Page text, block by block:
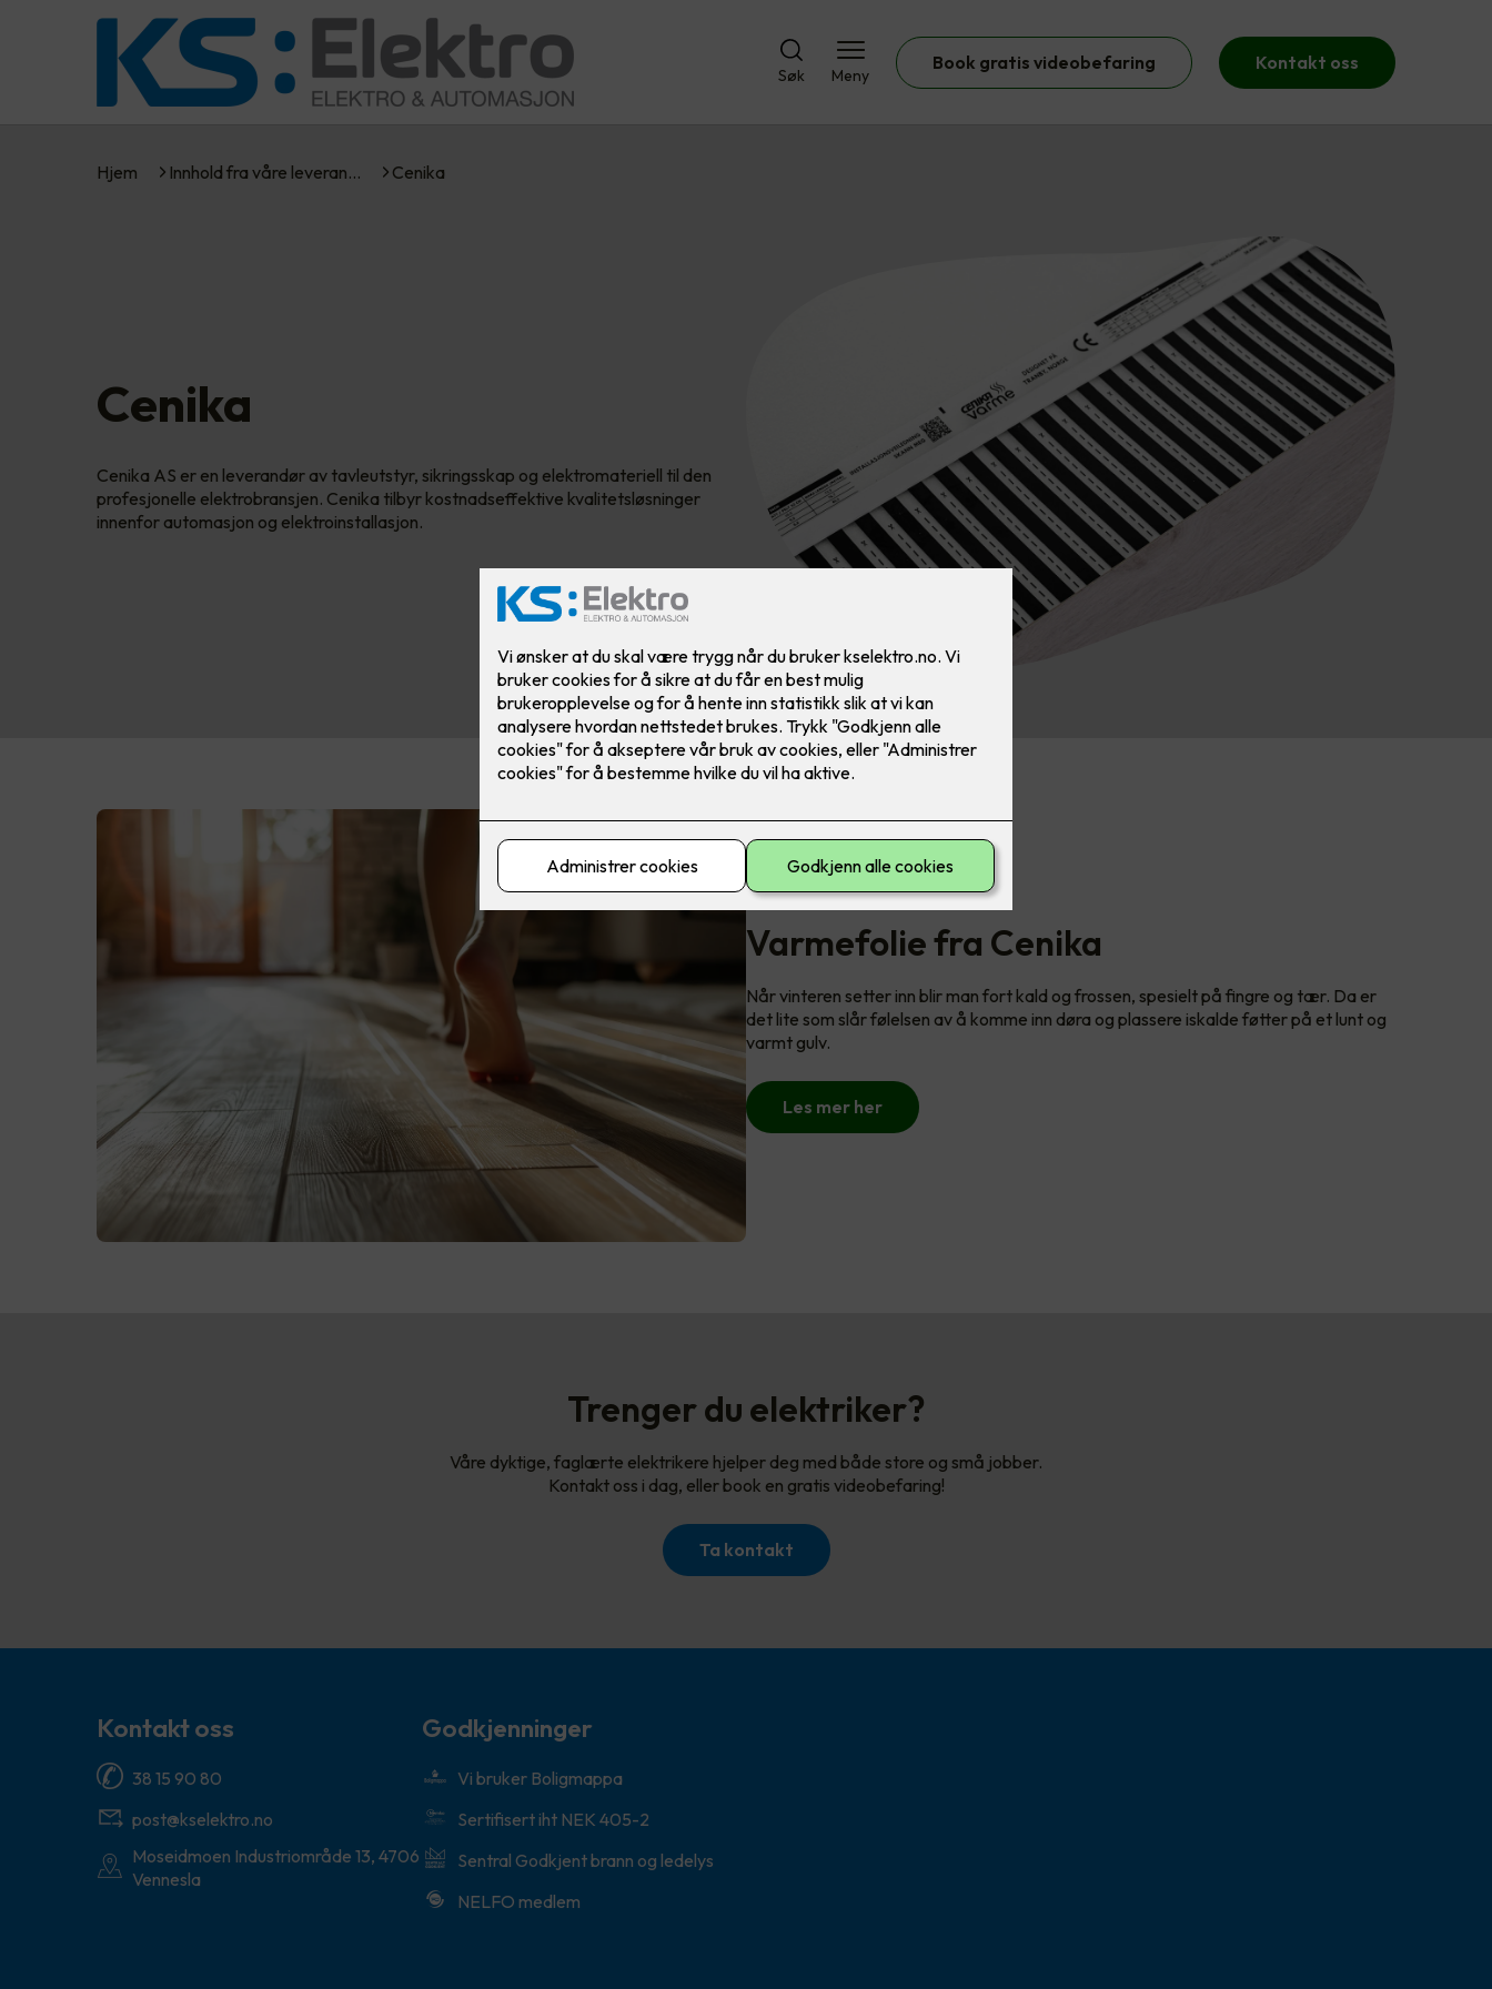
Søk Meny
Book gratis videobefaring Kontakt oss
Hjem Innhold fra våre leveran… Cenika
Cenika
Cenika AS er en leverandør av tavleutstyr, sikringsskap og elektromateriell til den
profesjonelle elektrobransjen. Cenika tilbyr kostnadseffektive kvalitetsløsninger
innenfor automasjon og elektroinstallasjon.
Varmefolie fra Cenika
Når vinteren setter inn blir man fort kald og frossen, spesielt på fingre og tær. Da er
det lite som slår følelsen av å komme inn døra og plassere iskalde føtter på et lunt og
varmt gulv.
Les mer her
Trenger du elektriker?
Våre dyktige, faglærte elektrikere hjelper deg med både store og små jobber.
Kontakt oss i dag, eller book en gratis videobefaring!
Ta kontakt
Kontakt oss
38 15 90 80
post@kselektro.no
Moseidmoen Industriområde 13, 4706
Vennesla
Godkjenninger
Vi bruker Boligmappa
Sertifisert iht NEK 405-2
Sentral Godkjent brann og ledelys
NELFO medlem